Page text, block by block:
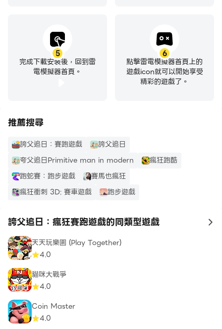
5
完成下載安裝後，回到雷
電模擬器首頁。
6
點擊雷電模擬器首頁上的
遊戲icon就可以開始享受
精彩的遊戲了。
推薦搜尋
誇父追日：賽跑遊戲
誇父追日
夸父追日Primitive man in modern
瘋狂跑酷
跑蛇賽：跑步遊戲
賽馬也瘋狂
瘋狂衝刺 3D: 賽車遊戲
跑步遊戲
誇父追日：瘋狂賽跑遊戲的同類型遊戲 to
天天玩樂園 (Play Together)
4.0
貓咪大戰爭
4.0
Coin Master
4.0